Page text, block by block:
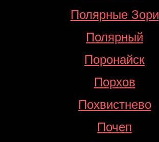
Полярные Зори
Полярный
Поронайск
Порхов
Похвистнево
Почеп